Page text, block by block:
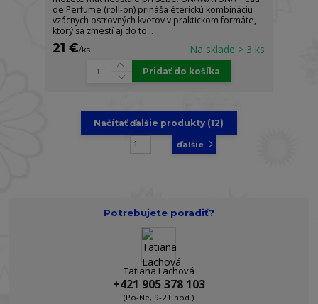
de Perfume (roll-on) prináša éterickú kombináciu
vzácnych ostrovných kvetov v praktickom formáte,
ktorý sa zmestí aj do to...
21 €/ks Na sklade > 3 ks
Pridať do košíka
Načítať ďalšie produkty (12)
ďalšie
Potrebujete poradiť?
Tatiana Lachová
+421 905 378 103
(Po-Ne, 9-21 hod.)